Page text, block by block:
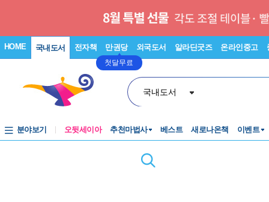
HOME 국내도서 전자책 만권당
첫달무료
외국도서 알라딘굿즈 온라인중고
국내도서
분야보기 오뒷세이아 추천마법사 베스트 새로나온책 이벤트